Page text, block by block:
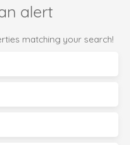
alert
matching your search!